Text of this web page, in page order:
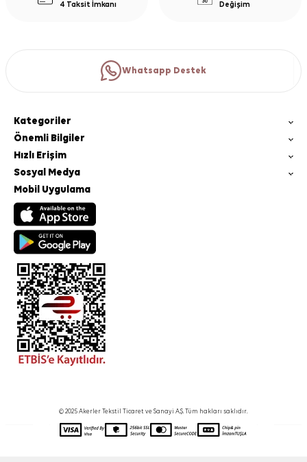
4 Taksit İmkanı
Değişim
Whatsapp Destek
Kategoriler
Önemli Bilgiler
Hızlı Erişim
Sosyal Medya
Mobil Uygulama
© 2025 Akerler Tekstil Ticaret ve Sanayi A.Ş. Tüm hakları saklıdır.